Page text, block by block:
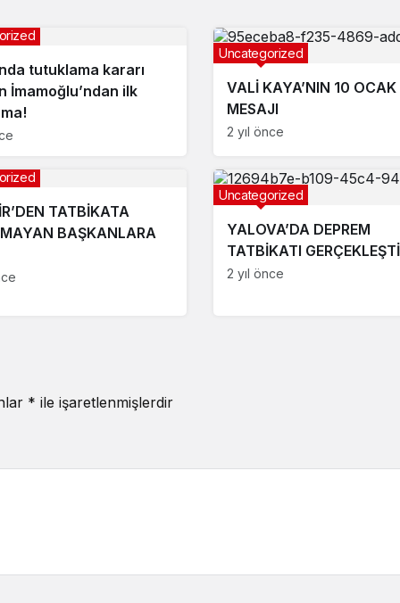
tutuklama kararı
İmamoğlu’ndan ilk
VALİ KAYA’NIN 10 OCAK
MESAJI
Uncategorized
2 yıl önce
TATBİKATA
BAŞKANLARA
YALOVA’DA DEPREM
TATBİKATI
Uncategorized
2 yıl önce
* ile işaretlenmişlerdir